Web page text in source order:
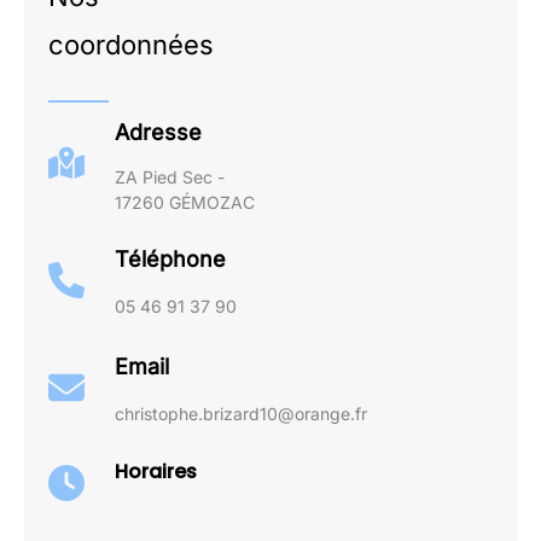
coordonnées
Adresse
ZA Pied Sec -
17260 GÉMOZAC
Téléphone
05 46 91 37 90
Email
christophe.brizard10@orange.fr
Horaires